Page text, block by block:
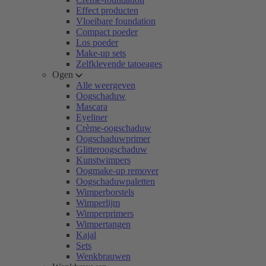
Effect producten
Vloeibare foundation
Compact poeder
Los poeder
Make-up sets
Zelfklevende tatoeages
Ogen
Alle weergeven
Oogschaduw
Mascara
Eyeliner
Crème-oogschaduw
Oogschaduwprimer
Glitteroogschaduw
Kunstwimpers
Oogmake-up remover
Oogschaduwpaletten
Wimperborstels
Wimperlijm
Wimperprimers
Wimpertangen
Kajal
Sets
Wenkbrauwen